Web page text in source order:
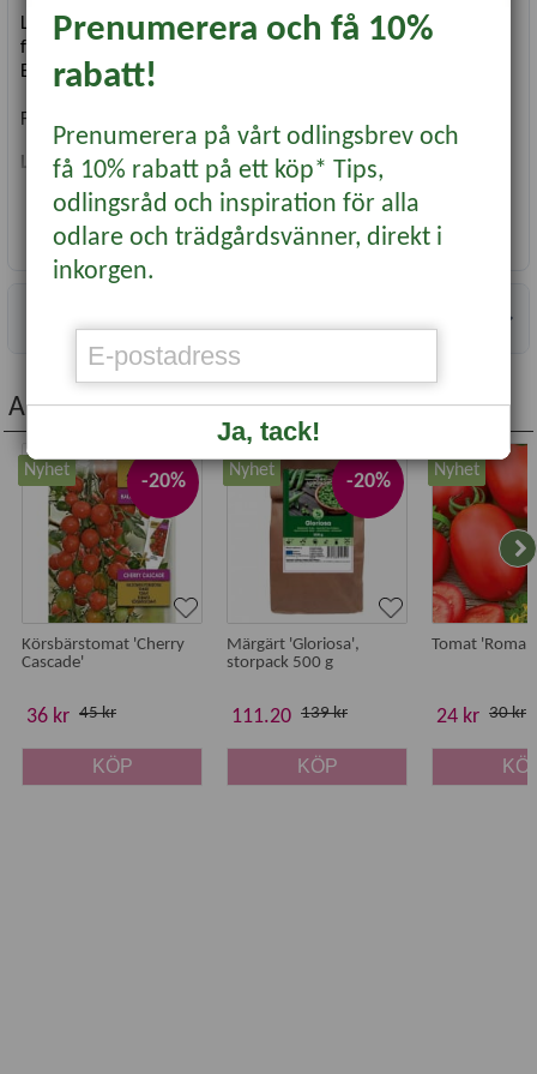
Lättodlad och praktiskt taget stocklöpningsfri. Mycket lämplig
för tidig buntning.
Ej värmebehandlad.
Förpackningen innehåller 250 gram.
Lökstorlek:8/21
Läs mer...
Andra köpte även...
-20%
Nyhet
Körsbärstomat 'Cherry
Cascade'
36 kr 45 kr
KÖP
-20%
Nyhet
Märgärt 'Gloriosa',
storpack 500 g
111.20 139 kr
KÖP
Nyhet
Tomat 'Roma
24 kr 30 kr
Prenumerera och få 10%
rabatt!
Prenumerera på vårt odlingsbrev och
få 10% rabatt på ett köp* Tips,
odlingsråd och inspiration för alla
odlare och trädgårdsvänner, direkt i
inkorgen.
Ja, tack!